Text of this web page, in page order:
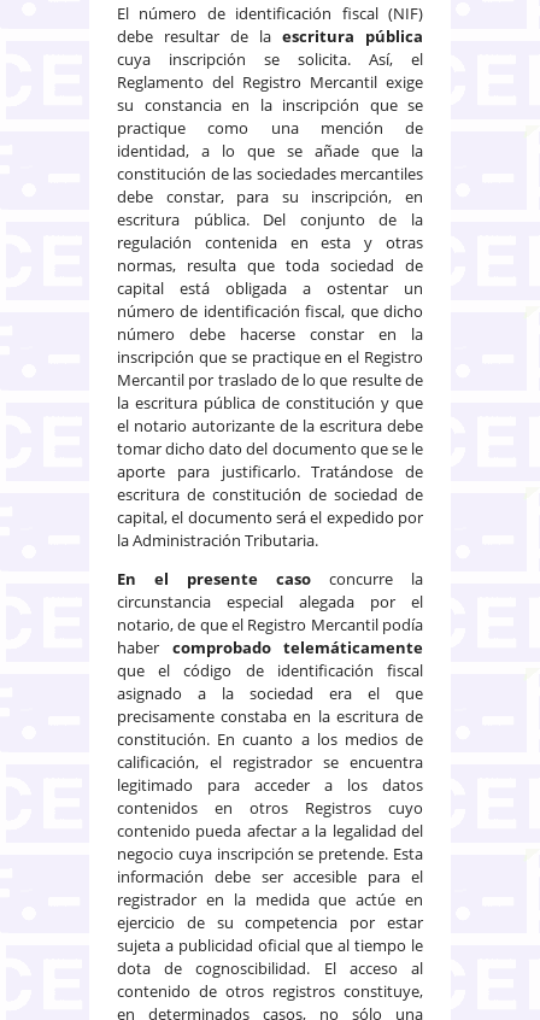
El número de identificación fiscal (NIF)
debe resultar de la escritura pública
cuya inscripción se solicita. Así, el
Reglamento del Registro Mercantil exige
su constancia en la inscripción que se
practique como una mención de
identidad, a lo que se añade que la
constitución de las sociedades mercantiles
debe constar, para su inscripción, en
escritura pública. Del conjunto de la
regulación contenida en esta y otras
normas, resulta que toda sociedad de
capital está obligada a ostentar un
número de identificación fiscal, que dicho
número debe hacerse constar en la
inscripción que se practique en el Registro
Mercantil por traslado de lo que resulte de
la escritura pública de constitución y que
el notario autorizante de la escritura debe
tomar dicho dato del documento que se le
aporte para justificarlo. Tratándose de
escritura de constitución de sociedad de
capital, el documento será el expedido por
la Administración Tributaria.
En el presente caso concurre la
circunstancia especial alegada por el
notario, de que el Registro Mercantil podía
haber comprobado telemáticamente
que el código de identificación fiscal
asignado a la sociedad era el que
precisamente constaba en la escritura de
constitución. En cuanto a los medios de
calificación, el registrador se encuentra
legitimado para acceder a los datos
contenidos en otros Registros cuyo
contenido pueda afectar a la legalidad del
negocio cuya inscripción se pretende. Esta
información debe ser accesible para el
registrador en la medida que actúe en
ejercicio de su competencia por estar
sujeta a publicidad oficial que al tiempo le
dota de cognoscibilidad. El acceso al
contenido de otros registros constituye,
en determinados casos, no sólo una